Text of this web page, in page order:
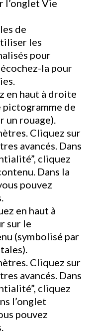
l’onglet Vie
de
les
pour
la pour
en haut à droite
pictogramme de
un rouage).
Cliquez sur
avancés. Dans
cliquez
Dans la
pouvez
en haut à
sur le
(symbolisé par
Cliquez sur
avancés. Dans
cliquez
l’onglet
pouvez